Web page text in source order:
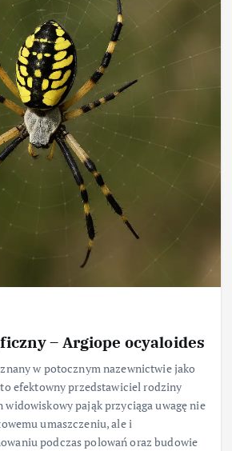
– Argiope ocyaloides
w potocznym nazewnictwie jako
efektowny przedstawiciel rodziny
widowiskowy pająk przyciąga uwagę nie
umaszczeniu, ale i
podczas polowań oraz budowie